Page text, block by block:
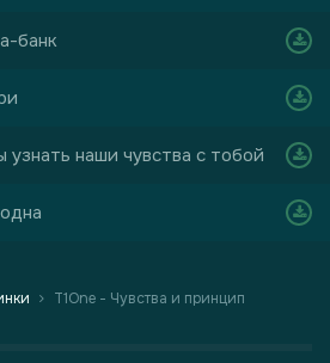
банк
узнать наши чувства с тобой
T1One - Чувства и принцип